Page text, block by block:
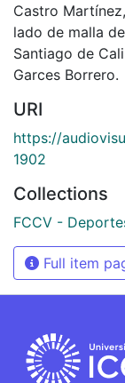
Castro
lado de malla
Santiago de
Garces Borrero.
URI
https://
1902
Collections
FCCV -
Full item